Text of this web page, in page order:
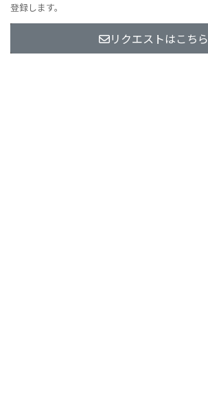
登録します。
リクエストはこちら